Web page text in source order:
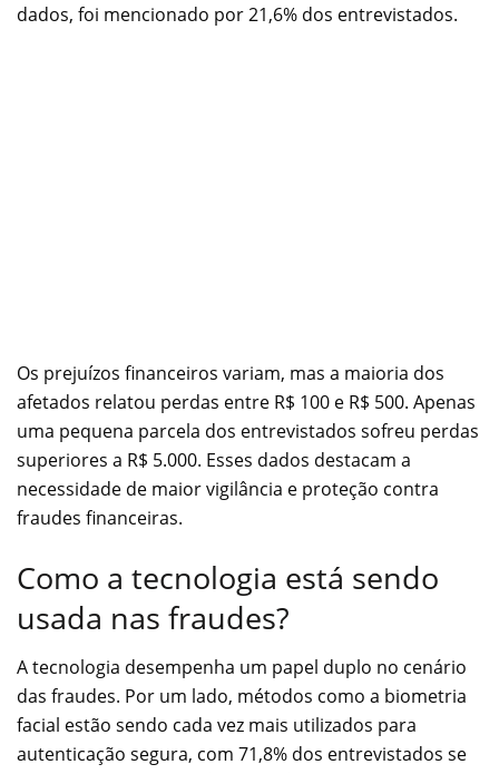
dados, foi mencionado por 21,6% dos entrevistados.
Os prejuízos financeiros variam, mas a maioria dos
afetados relatou perdas entre R$ 100 e R$ 500. Apenas
uma pequena parcela dos entrevistados sofreu perdas
superiores a R$ 5.000. Esses dados destacam a
necessidade de maior vigilância e proteção contra
fraudes financeiras.
Como a tecnologia está sendo
usada nas fraudes?
A tecnologia desempenha um papel duplo no cenário
das fraudes. Por um lado, métodos como a biometria
facial estão sendo cada vez mais utilizados para
autenticação segura, com 71,8% dos entrevistados se